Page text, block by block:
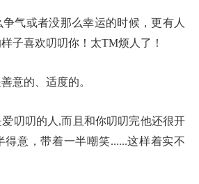
气或者没那么幸运的时候，更有人
子喜欢叨叨你！太TM烦人了！
意的、适度的。
叨叨的人 ,而且和你叨叨完他还很开
得意，带着一半嘲笑......这样着实不